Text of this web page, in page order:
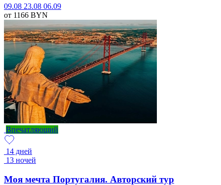
09.08 23.08 06.09
от 1166 BYN
Впечатляющий
14 дней
13 ночей
Моя мечта Португалия. Авторский тур